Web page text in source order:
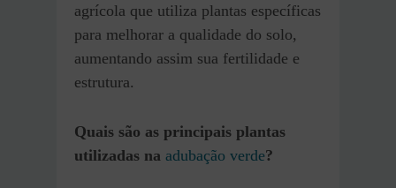
agrícola que utiliza plantas específicas
para melhorar a qualidade do solo,
aumentando assim sua fertilidade e
estrutura.
Quais são as principais plantas
utilizadas na adubação verde?